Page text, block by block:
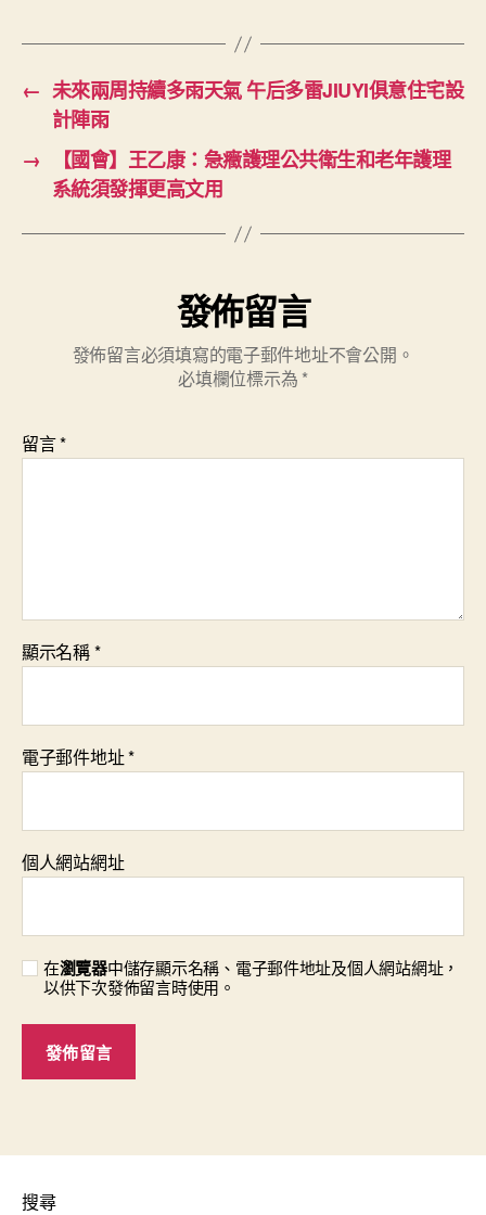
← 未來兩周持續多雨天氣 午后多雷JIUYI俱意住宅設
計陣雨
→
【國會】王乙康：急癥護理公共衛生和老年護理
系統須發揮更高文用
發佈留言
發佈留言必須填寫的電子郵件地址不會公開。
必填欄位標示為 *
留言*
顯示名稱*
電子郵件地址*
個人網站網址
在瀏覽器中儲存顯示名稱、電子郵件地址及個人網站網址，
以供下次發佈留言時使用。
搜尋